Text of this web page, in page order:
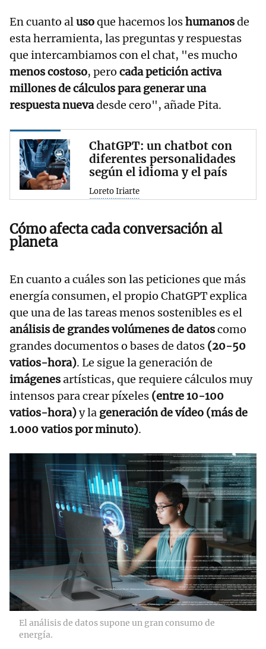
En cuanto alusoque hacemos loshumanosde
esta herramienta, las preguntas y respuestas
que intercambiamos con el chat, "es mucho
menos costoso, pero cada petición activa
millones de cálculos para generar una
respuesta nuevadesde cero", añade Pita.
ChatGPT: un chatbot con
diferentes personalidades
según el idioma y el país
Loreto Iriarte
Cómo afecta cada conversación al
planeta
En cuanto a cuáles son las peticiones que más
energía consumen, el propio ChatGPT explica
que una de las tareas menos sostenibles es el
análisis de grandes volúmenes de datoscomo
grandes documentos o bases de datos (20-50
vatios-hora). Le sigue la generación de
imágenesartísticas, que requiere cálculos muy
intensos para crear píxeles (entre 10-100
vatios-hora)y la generación de vídeo (más de
1.000 vatios por minuto).
El análisis de datos supone un gran consumo de
energía.